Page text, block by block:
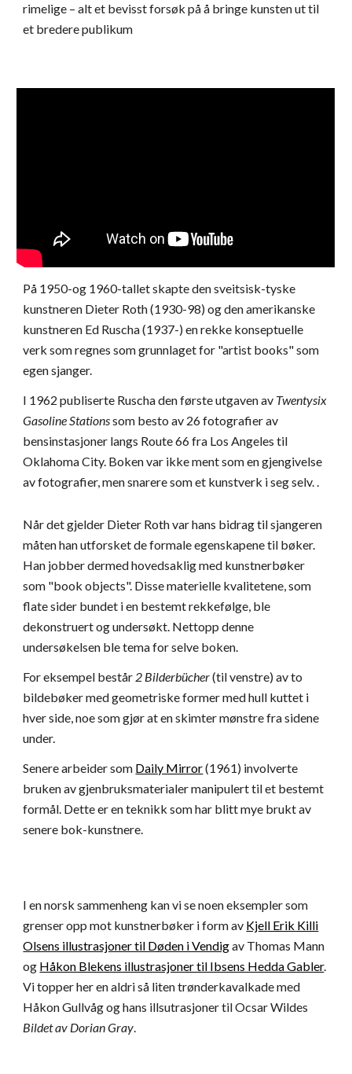
rimelige – alt et bevisst forsøk på å bringe kunsten ut til
et bredere publikum
På 1950-og 1960-tallet skapte den sveitsisk-tyske
kunstneren Dieter Roth (1930-98) og den amerikanske
kunstneren Ed Ruscha (1937-) en rekke konseptuelle
verk som regnes som grunnlaget for "artist books" som
egen sjanger.
I 1962 publiserte Ruscha den første utgaven av Twentysix
Gasoline Stationssom besto av 26 fotografier av
bensinstasjoner langs Route 66 fra Los Angeles til
Oklahoma City. Boken var ikke ment som en gjengivelse
av fotografier, men snarere som et kunstverk i seg selv. .
Når det gjelder Dieter Roth var hans bidrag til sjangeren
måten han utforsket de formale egenskapene til bøker.
Han jobber dermed hovedsaklig med kunstnerbøker
som "book objects". Disse materielle kvalitetene, som
flate sider bundet i en bestemt rekkefølge, ble
dekonstruert og undersøkt. Nettopp denne
undersøkelsen ble tema for selve boken.
For eksempel består 2 Bilderbücher(til venstre) av to
bildebøker med geometriske former med hull kuttet i
hver side, noe som gjør at en skimter mønstre fra sidene
under.
Senere arbeider som Daily Mirror(1961) involverte
bruken av gjenbruksmaterialer manipulert til et bestemt
formål. Dette er en teknikk som har blitt mye brukt av
senere bok-kunstnere.
I en norsk sammenheng kan vi se noen eksempler som
grenser opp mot kunstnerbøker i form av Kjell Erik Killi
Olsens illustrasjoner til Døden i Vendigav Thomas Mann
og Håkon Blekens illustrasjoner til Ibsens Hedda Gabler.
Vi topper her en aldri så liten trønderkavalkade med
Håkon Gullvåg og hans illsutrasjoner til Ocsar Wildes
Bildet av Dorian Gray.